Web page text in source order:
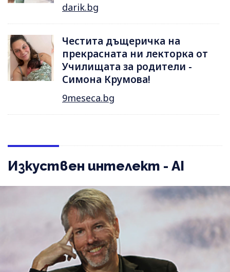
darik.bg
Честита дъщеричка на
прекрасната ни лекторка от
Училищата за родители -
Симона Крумова!
9meseca.bg
Изкуствен интелект - AI